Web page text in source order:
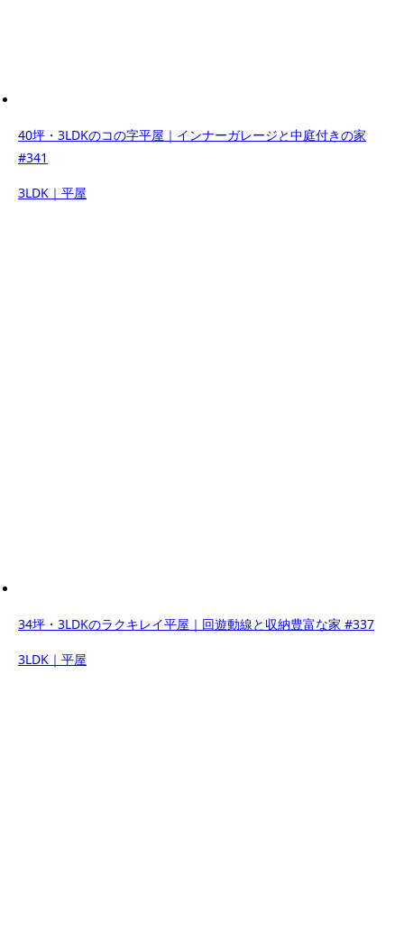
40坪・3LDKのコの字平屋｜インナーガレージと中庭付きの家
#341
3LDK｜平屋
34坪・3LDKのラクキレイ平屋｜回遊動線と収納豊富な家 #337
3LDK｜平屋